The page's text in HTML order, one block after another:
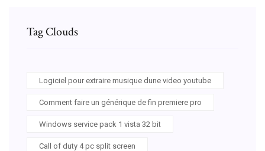
Tag Clouds
Logiciel pour extraire musique dune video youtube
Comment faire un générique de fin premiere pro
Windows service pack 1 vista 32 bit
Call of duty 4 pc split screen